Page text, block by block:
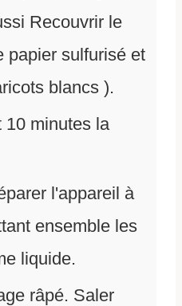
Recouvrir le
papier sulfurisé et
blancs ).
10 minutes la
l'appareil à
ensemble les
liquide.
râpé. Saler